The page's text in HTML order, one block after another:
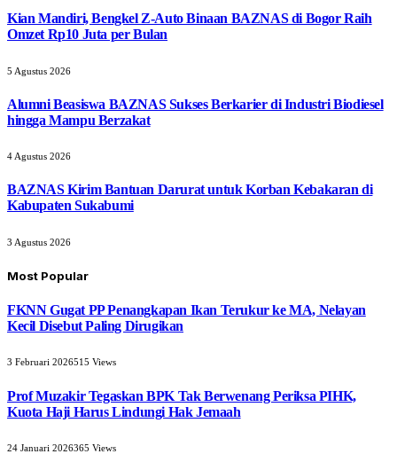
Kian Mandiri, Bengkel Z-Auto Binaan BAZNAS di Bogor Raih
Omzet Rp10 Juta per Bulan
5 Agustus 2026
Alumni Beasiswa BAZNAS Sukses Berkarier di Industri Biodiesel
hingga Mampu Berzakat
4 Agustus 2026
BAZNAS Kirim Bantuan Darurat untuk Korban Kebakaran di
Kabupaten Sukabumi
3 Agustus 2026
Most Popular
FKNN Gugat PP Penangkapan Ikan Terukur ke MA, Nelayan
Kecil Disebut Paling Dirugikan
3 Februari 2026515 Views
Prof Muzakir Tegaskan BPK Tak Berwenang Periksa PIHK,
Kuota Haji Harus Lindungi Hak Jemaah
24 Januari 2026365 Views